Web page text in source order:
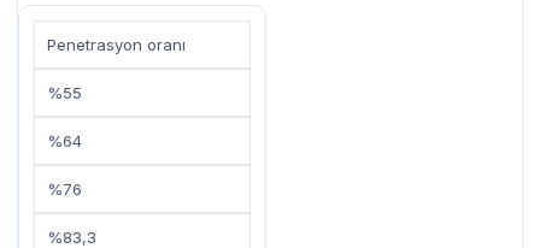
Penetrasyon oranı
%55
%64
%76
%83,3